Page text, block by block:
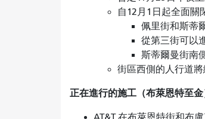
自12月1日起全面關
佩里街和斯蒂
從第三街可以
斯蒂爾曼街南
街區西側的人行道將
正在進行的施工（布萊恩特至金